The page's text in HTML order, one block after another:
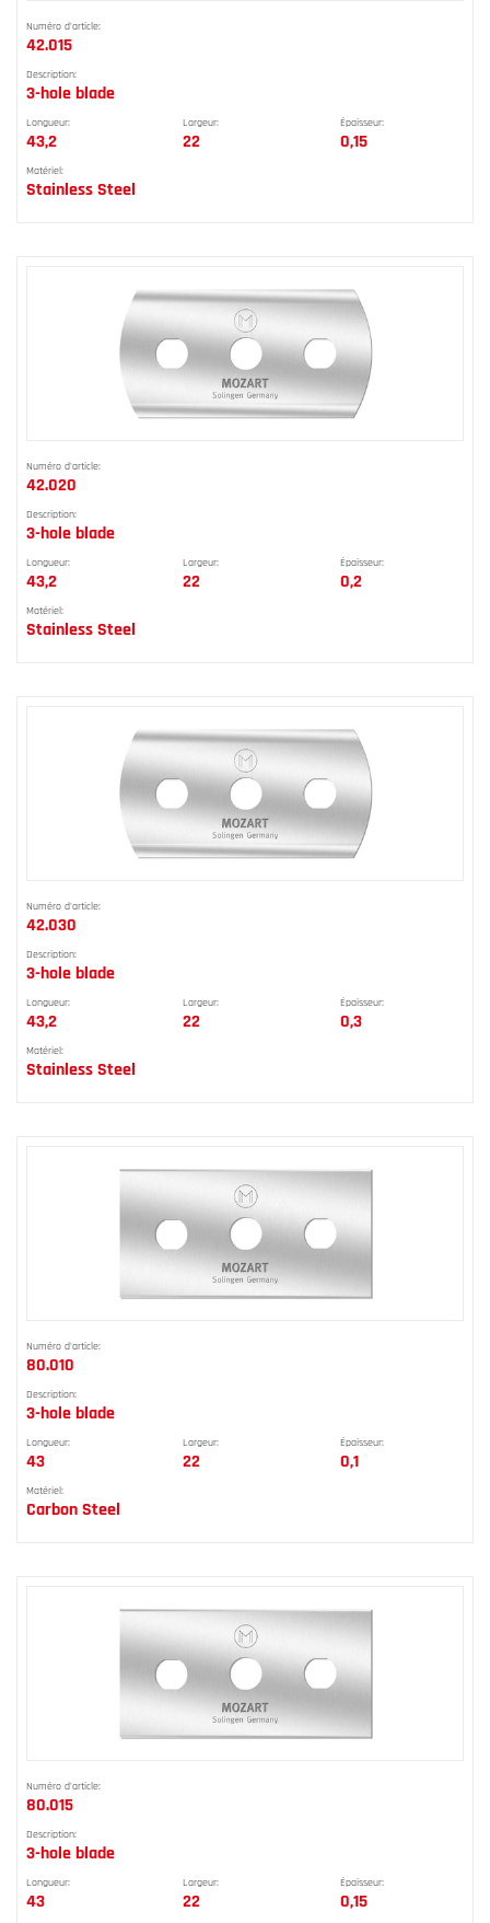
Numéro d'article:
42.015
Description:
3-hole blade
Longueur:
43,2
Largeur:
22
Épaisseur:
0,15
Matériel:
Stainless Steel
Numéro d'article:
42.020
Description:
3-hole blade
Longueur:
43,2
Largeur:
22
Épaisseur:
0,2
Matériel:
Stainless Steel
Numéro d'article:
42.030
Description:
3-hole blade
Longueur:
43,2
Largeur:
22
Épaisseur:
0,3
Matériel:
Stainless Steel
Numéro d'article:
80.010
Description:
3-hole blade
Longueur:
43
Largeur:
22
Épaisseur:
0,1
Matériel:
Carbon Steel
Numéro d'article:
80.015
Description:
3-hole blade
Longueur:
43
Largeur:
22
Épaisseur:
0,15